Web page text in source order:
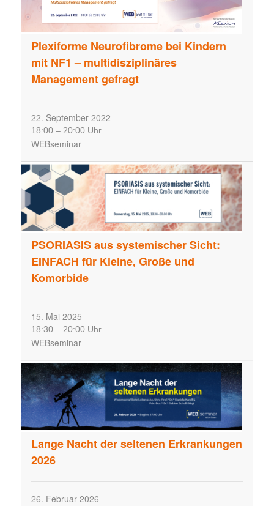
N
a
Plexiforme Neurofibrome bei Kindern
mit NF1 – multidisziplinäres
Management gefragt
22. September 2022
18:00 – 20:00 Uhr
WEBseminar
PSORIASIS aus systemischer Sicht:
EINFACH für Kleine, Große und
Komorbide
15. Mai 2025
18:30 – 20:00 Uhr
WEBseminar
Lange Nacht der seltenen Erkrankungen
2026
26. Februar 2026